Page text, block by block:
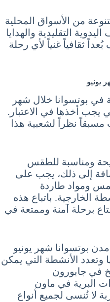
من الأسواق المحلية
التقليدية والهدايا
ثقافياً غنياً لأي رحلة
يونيو
في بوتسوانا خلال شهر
يجب أخذها في الاعتبار.
مسبقاً نظراً لشعبية هذا
ومناسبة للطقس
إضافة إلى ذلك، يجب على
ومواد طاردة
الخارجية. باتباع هذه
برحلة آمنة وممتعة في
بوتسوانا شهر يونيو
وتعدد الأنشطة التي يمكن
في جابورون
البرية في ماون
لا تُنسى لجميع أنواع